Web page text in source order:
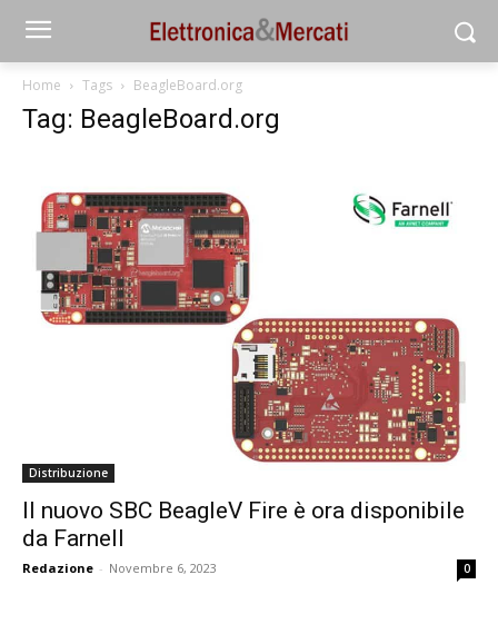
Home Tags BeagleBoard.org
Tag: BeagleBoard.org
Distribuzione
Il nuovo SBC BeagleV Fire è ora disponibile
da Farnell
Redazione - Novembre 6, 2023 0